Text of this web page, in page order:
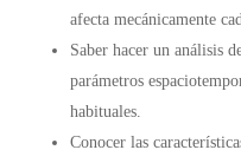
afecta mecánicamente
Saber hacer un análisis
parámetros
habituales.
Conocer las